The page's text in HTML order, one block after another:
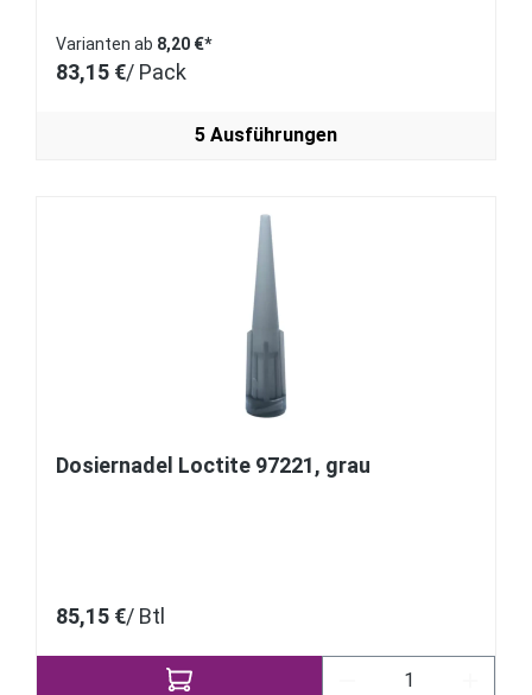
Varianten ab 8,20 €*
83,15 €/ Pack
5 Ausführungen
Dosiernadel Loctite 97221, grau
85,15 €/ Btl
Produkt Anzahl: